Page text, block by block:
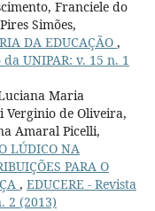
Franciele do
Simões,
DA EDUCAÇÃO ,
UNIPAR: v. 15 n. 1
Maria
de Oliveira,
Amaral Picelli,
LÚDICO NA
PARA O
, EDUCERE - Revista
2 (2013)